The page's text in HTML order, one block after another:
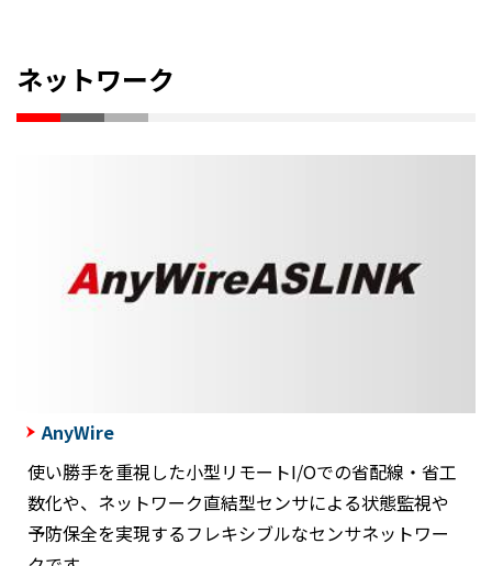
ネットワーク
AnyWire
使い勝手を重視した小型リモートI/Oでの省配線・省工
数化や、ネットワーク直結型センサによる状態監視や
予防保全を実現するフレキシブルなセンサネットワー